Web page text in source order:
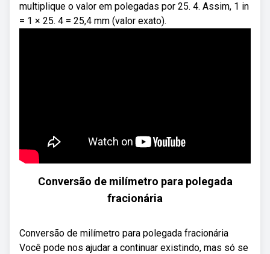
multiplique o valor em polegadas por 25. 4. Assim, 1 in
= 1 × 25. 4 = 25,4 mm (valor exato).
Conversão de milímetro para polegada
fracionária
Conversão de milímetro para polegada fracionária
Você pode nos ajudar a continuar existindo, mas só se